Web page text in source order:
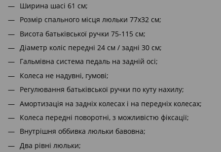
Ширина шасі 61 см;
Розмір спального місця люльки 77х32 см;
Висота батьківської ручки 75-115 см;
Діаметр коліс передні 24 см / задні 30 см;
Гальмівна система педаль на задній осі;
Колеса не надувні, гумові;
Регулювання батьківської ручки по куту нахилу;
Амортизація на задніх колесах і на передніх колесах;
Колеса передні поворотні, з можливістю фіксації;
Внутрішня оббивка люльки бавовна;
Два рівні люльки;